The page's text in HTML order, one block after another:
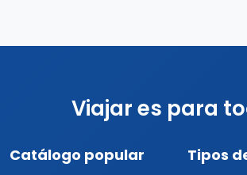
Viajar es para
Catálogo popular Tipos